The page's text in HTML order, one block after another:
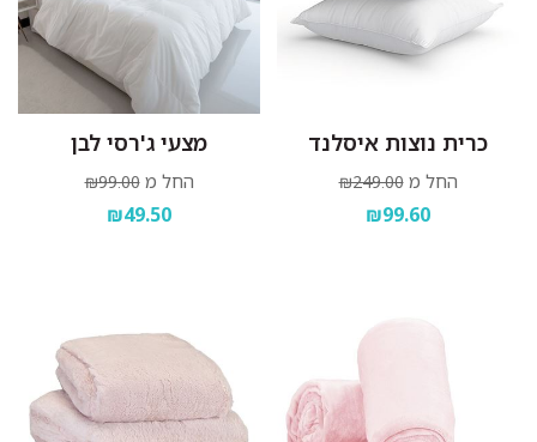
כרית נוצות איסלנד
החל מ ₪249.00
₪99.60
מצעי ג'רסי לבן
החל מ ₪99.00
₪49.50